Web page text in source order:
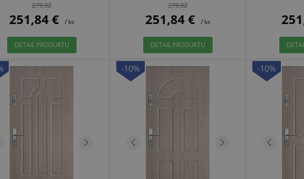
279.82
251,84 € / ks
DETAIL PRODUKTU
279.82
251,84 € / ks
DETAIL PRODUKTU
-10% -10%